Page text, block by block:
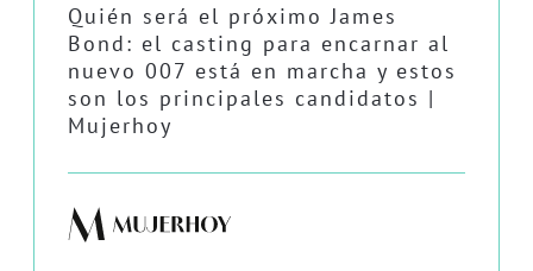
Quién será el próximo James
Bond: el casting para encarnar al
nuevo 007 está en marcha y estos
son los principales candidatos |
Mujerhoy